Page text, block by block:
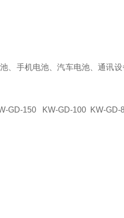
、手机电池、汽车电池、通讯
GD-150 KW-GD-100 KW-